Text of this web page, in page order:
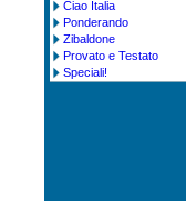
Ciao Italia
Ponderando
Zibaldone
Provato e Testato
Speciali!